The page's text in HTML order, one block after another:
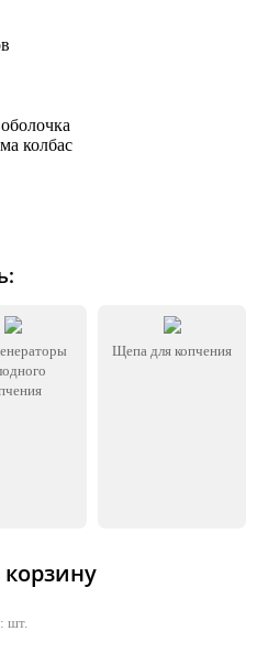
колбас
Щепа для копчения
шт.